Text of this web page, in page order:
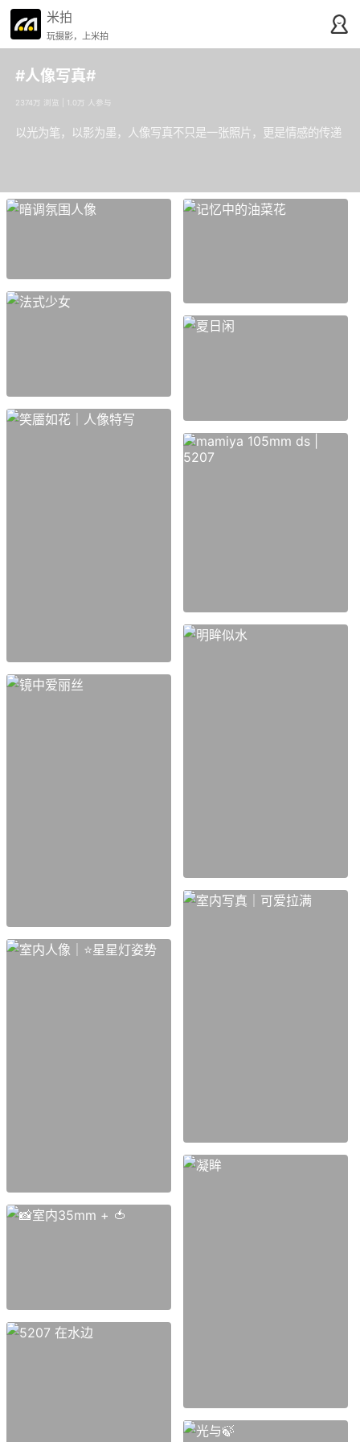
米拍
玩摄影，上米拍
#人像写真#
2374万 浏览 | 1.0万 人参与
以光为笔，以影为墨，人像写真不只是一张照片，更是情感的传递